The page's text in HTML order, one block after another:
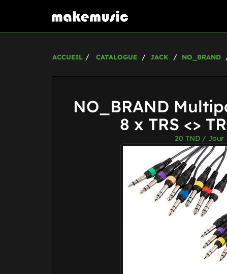
ACCUEIL CATALOGUE JACK NO_BRAND
NO_BRAND
8 x TRS <>
20 TND / Jour